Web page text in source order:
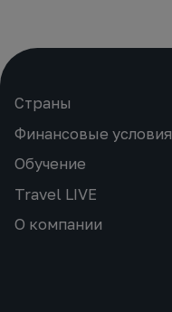
Страны
Финансовые условия
Обучение
Travel LIVE
О компании